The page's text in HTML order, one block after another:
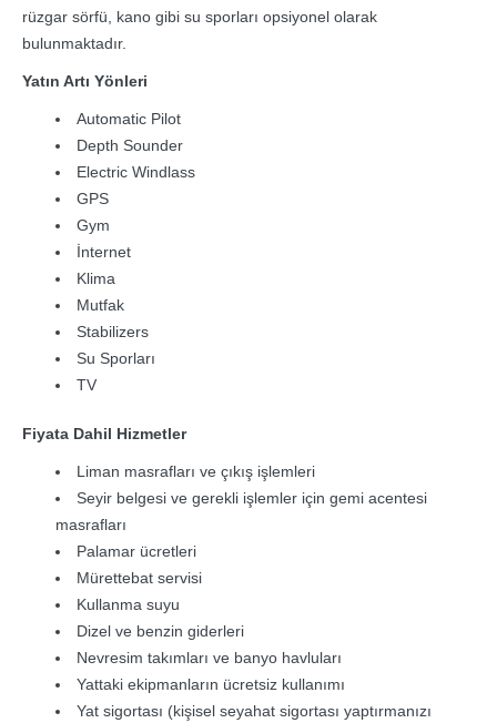
rüzgar sörfü, kano gibi su sporları opsiyonel olarak
bulunmaktadır.
Yatın Artı Yönleri
Automatic Pilot
Depth Sounder
Electric Windlass
GPS
Gym
İnternet
Klima
Mutfak
Stabilizers
Su Sporları
TV
Fiyata Dahil Hizmetler
Liman masrafları ve çıkış işlemleri
Seyir belgesi ve gerekli işlemler için gemi acentesi
masrafları
Palamar ücretleri
Mürettebat servisi
Kullanma suyu
Dizel ve benzin giderleri
Nevresim takımları ve banyo havluları
Yattaki ekipmanların ücretsiz kullanımı
Yat sigortası (kişisel seyahat sigortası yaptırmanızı